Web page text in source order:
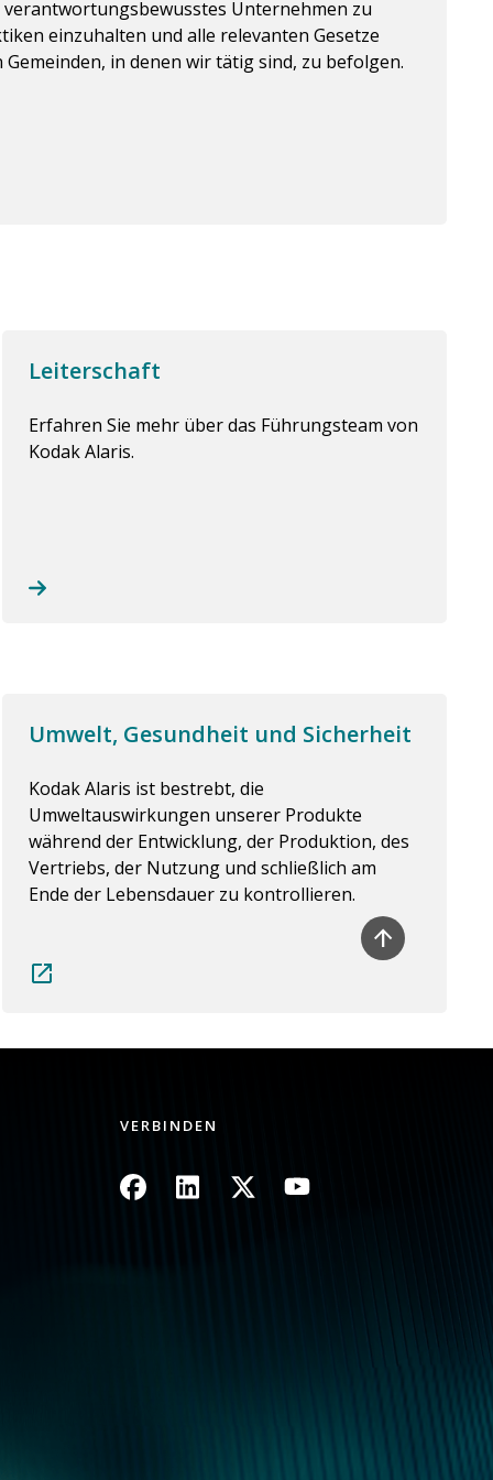
Unternehmen zu
einzuhalten und alle relevanten Gesetze
in denen wir tätig sind, zu befolgen.
Leiterschaft
Erfahren Sie mehr über das Führungsteam von
Kodak Alaris.
Umwelt, Gesundheit und Sicherheit
Kodak Alaris ist bestrebt, die
Umweltauswirkungen unserer Produkte
während der Entwicklung, der Produktion, des
Vertriebs, der Nutzung und schließlich am
Ende der Lebensdauer zu kontrollieren.
VERBINDEN
Bild Bild Bild Bild